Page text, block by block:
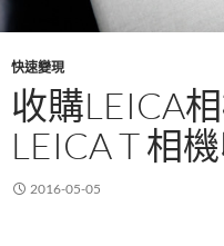
快速變現
收購LEICA
LEICA T 相
2016-05-05